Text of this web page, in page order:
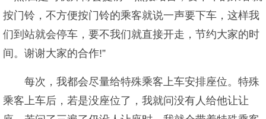
按门铃，不方便按门铃的乘客就说一声要下车，这样我
们到站就会停车，要不我们就直接开走，节约大家的时
间。谢谢大家的合作!”
每次，我都会尽量给特殊乘客上车安排座位。特殊
乘客上车后，若是没座位了，我就问没有人给他让让